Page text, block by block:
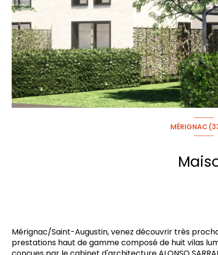
MÉRIGNAC
Mérignac/Saint-Augustin, venez découvrir très
prestations haut de gamme composé de huit vilas